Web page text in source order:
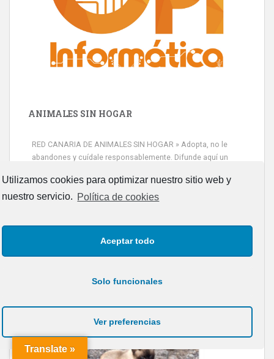
Utilizamos cookies para optimizar nuestro sitio web y
nuestro servicio. Política de cookies
Aceptar todo
Solo funcionales
Ver preferencias
ANIMALES SIN HOGAR
RED CANARIA DE ANIMALES SIN HOGAR » Adopta, no le
abandones y cuídale responsablemente. Difunde aquí un
Se llama Siami,es hembra de 4 años,esterilizada con marca de
Leales.org » Gran Canaria | 9.7.2025
Translate »